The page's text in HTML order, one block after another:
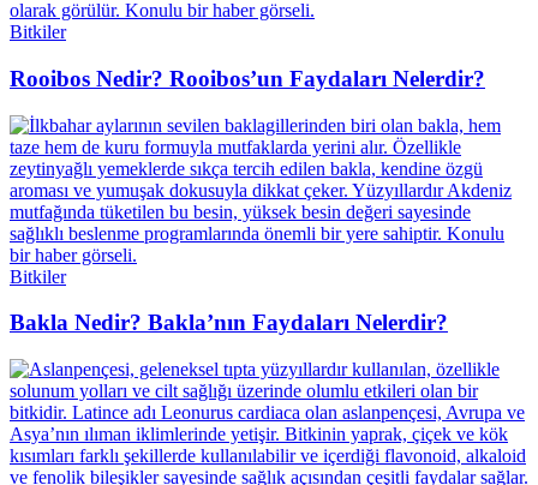
Bitkiler
Rooibos Nedir? Rooibos’un Faydaları Nelerdir?
Bitkiler
Bakla Nedir? Bakla’nın Faydaları Nelerdir?